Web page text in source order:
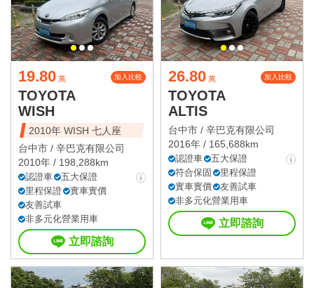
19.80 萬 加入比較
TOYOTA
WISH
2010年 WISH 七人座
台中市 / 辛巴克有限公司
2010年 / 198,288km
認證車
五大保證
里程保證
實車實價
友善試車
非多元化營業用車
立即諮詢
26.80 萬 加入比較
TOYOTA
ALTIS
台中市 / 辛巴克有限公司
2016年 / 165,688km
認證車
五大保證
符合保固
里程保證
實車實價
友善試車
非多元化營業用車
立即諮詢